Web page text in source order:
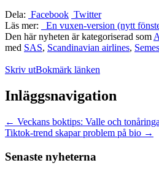
Dela: Facebook Twitter
Läs mer:
En vuxen-version (nytt
Den här nyheten är kategoriserad som
med SAS, Scandinavian airlines,
Skriv utBokmärk länken
Inläggsnavigation
← Veckans boktips: Valle och
Tiktok-trend skapar problem på bio →
Senaste nyheterna